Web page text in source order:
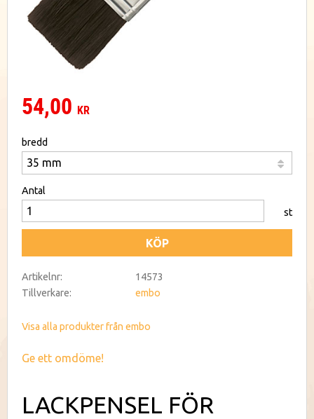
54,00 KR
bredd
Antal
st
KÖP
Artikelnr
14573
Tillverkare
embo
Visa alla produkter från embo
Ge ett omdöme!
LACKPENSEL FÖR